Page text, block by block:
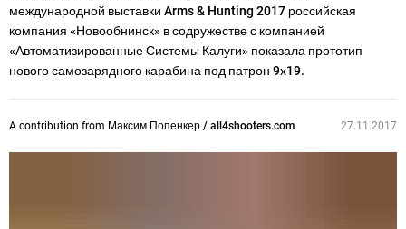
международной выставки Arms & Hunting 2017 российская
компания «Новообнинск» в содружестве с компанией
«Автоматизированные Системы Калуги» показала прототип
нового самозарядного карабина под патрон 9х19.
A contribution from Максим Попенкер / all4shooters.com 27.11.2017